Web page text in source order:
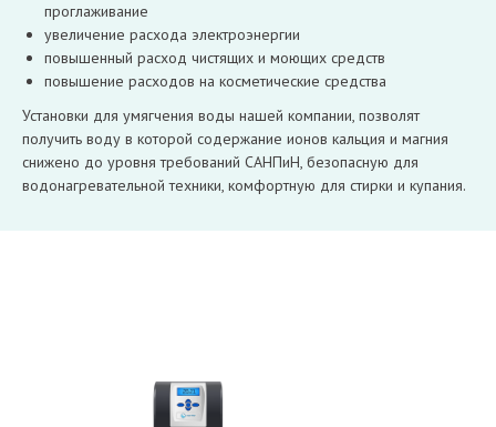
проглаживание
увеличение расхода электроэнергии
повышенный расход чистящих и моющих средств
повышение расходов на косметические средства
Установки для умягчения воды нашей компании, позволят
получить воду в которой содержание ионов кальция и магния
снижено до уровня требований САНПиН, безопасную для
водонагревательной техники, комфортную для стирки и купания.